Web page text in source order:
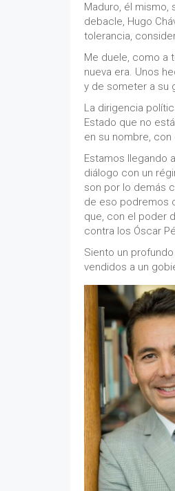
Maduro, él
debacle, Hugo
tolerancia,
Me duele, como a
nueva era. Unos
y de someter a su
La dirigencia
Estado que no
en su nombre,
Estamos llegando
diálogo con un
son por lo demás
de eso podremos
que, con el poder
contra los Óscar
Siento un
vendidos a un